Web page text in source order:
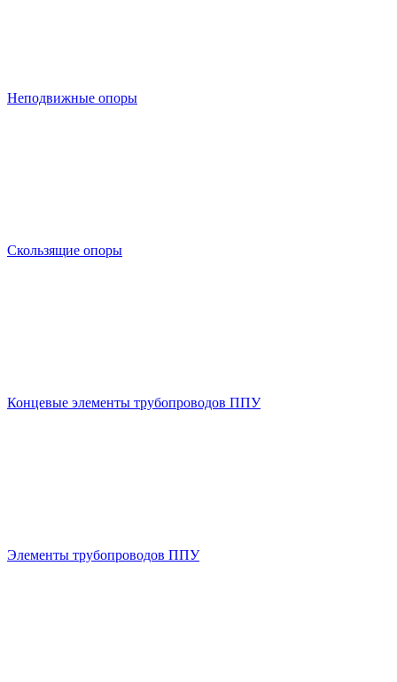
Неподвижные опоры
Скользящие опоры
Концевые элементы трубопроводов ППУ
Элементы трубопроводов ППУ